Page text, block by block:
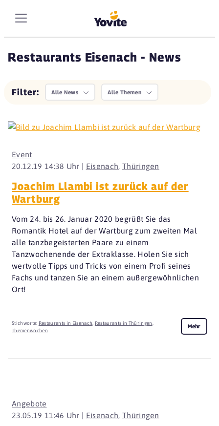
Restaurants Eisenach - News
Filter: Alle News Alle Themen
20.12.19 14:38 Uhr | Eisenach, Thüringen
Event
Joachim Llambi ist zurück auf der
Wartburg
Vom 24. bis 26. Januar 2020 begrüßt Sie das
Romantik Hotel auf der Wartburg zum zweiten Mal
alle tanzbegeisterten Paare zu einem
Tanzwochenende der Extraklasse. Holen Sie sich
wertvolle Tipps und Tricks von einem Profi seines
Fachs und tanzen Sie an einem außergewöhnlichen
Ort!
Stichworte: Restaurants in Eisenach Restaurants in Thüringen
Themenwochen
Mehr
23.05.19 11:46 Uhr | Eisenach, Thüringen
Angebote